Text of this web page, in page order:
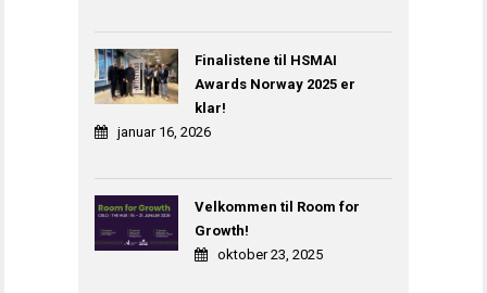
Finalistene til HSMAI
Awards Norway 2025 er
klar!
januar 16, 2026
Velkommen til Room for
Growth!
oktober 23, 2025